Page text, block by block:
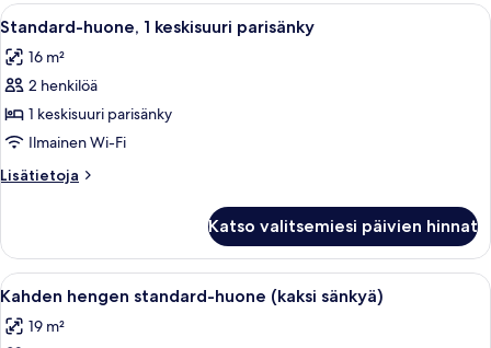
Avaa
kaikki
huonetyypin
Standard-
huone,
1
keskisuuri
parisänky
Hotellihuone, jossa on sänky,
5
Standard-huone, 1 keskisuuri parisänky
16 m²
2 henkilöä
1 keskisuuri parisänky
Ilmainen Wi-Fi
Lisätietoja
Lisätietoja
1
keskisuuri
parisänky
Katso valitsemiesi päivien hinnat
Avaa
kaikki
huonetyypin
Hotellihuone, jossa on sänky,
6
Kahden hengen standard-huone (kaksi sänkyä)
19 m²